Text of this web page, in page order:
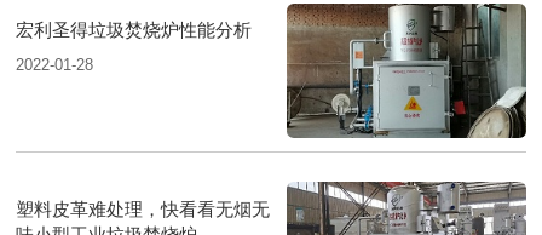
宏利圣得垃圾焚烧炉性能分析
2022-01-28
塑料皮革难处理，快看看无烟无